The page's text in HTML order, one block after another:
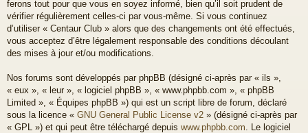
ferons tout pour que vous en soyez informé, bien qu’il soit prudent de
vérifier régulièrement celles-ci par vous-même. Si vous continuez
d’utiliser « Centaur Club » alors que des changements ont été effectués,
vous acceptez d’être légalement responsable des conditions découlant
des mises à jour et/ou modifications.
Nos forums sont développés par phpBB (désigné ci-après par « ils »,
« eux », « leur », « logiciel phpBB », « www.phpbb.com », « phpBB
Limited », « Équipes phpBB ») qui est un script libre de forum, déclaré
sous la licence « GNU General Public License v2 » (désigné ci-après par
« GPL ») et qui peut être téléchargé depuis www.phpbb.com . Le logiciel